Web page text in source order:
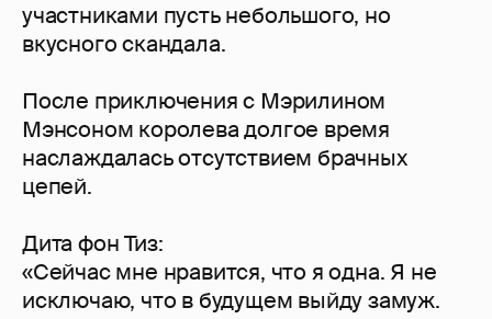
участниками пусть небольшого, но
вкусного скандала.
После приключения с Мэрилином
Мэнсоном королева долгое время
наслаждалась отсутствием брачных
цепей.
Дита фон Тиз:
«Сейчас мне нравится, что я одна. Я не
исключаю, что в будущем выйду замуж.